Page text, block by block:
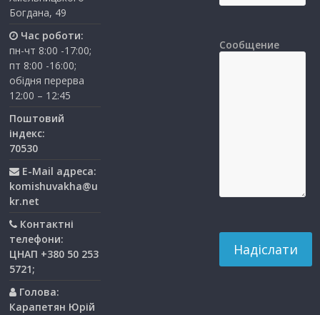
Богдана, 49
Час роботи:
пн-чт 8:00 -17:00;
пт 8:00 -16:00;
обідня перерва
12:00 – 12:45
Поштовий
індекс:
70530
E-Mail адреса:
komishuvakha@u
kr.net
Контактні
телефони:
ЦНАП +380 50 253
5721;
Голова:
Карапетян Юрій
Сообщение